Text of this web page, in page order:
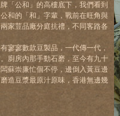
「公和」的高樓底下，我們看到
和的「和」字輩，戰前在旺角與
家荳品廠分庭抗禮，不同客路各
寥寥數款豆製品，一代傳一代，
廚房內那手動石磨，至今有九十
蘇崇廉忙個不停，邊倒入黃豆邊
造豆漿最原汁原味，香港無邊幾